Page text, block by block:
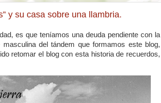
y su casa sobre una llambria.
es que teníamos una deuda pendiente con la
masculina del tándem que formamos este blog,
retomar el blog con esta historia de recuerdos,